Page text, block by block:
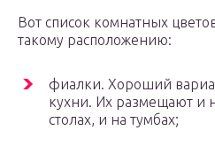
Вот список комнатных
такому расположению:
фиалки. Хороший
кухни. Их размещают и
столах, и на тумбах;